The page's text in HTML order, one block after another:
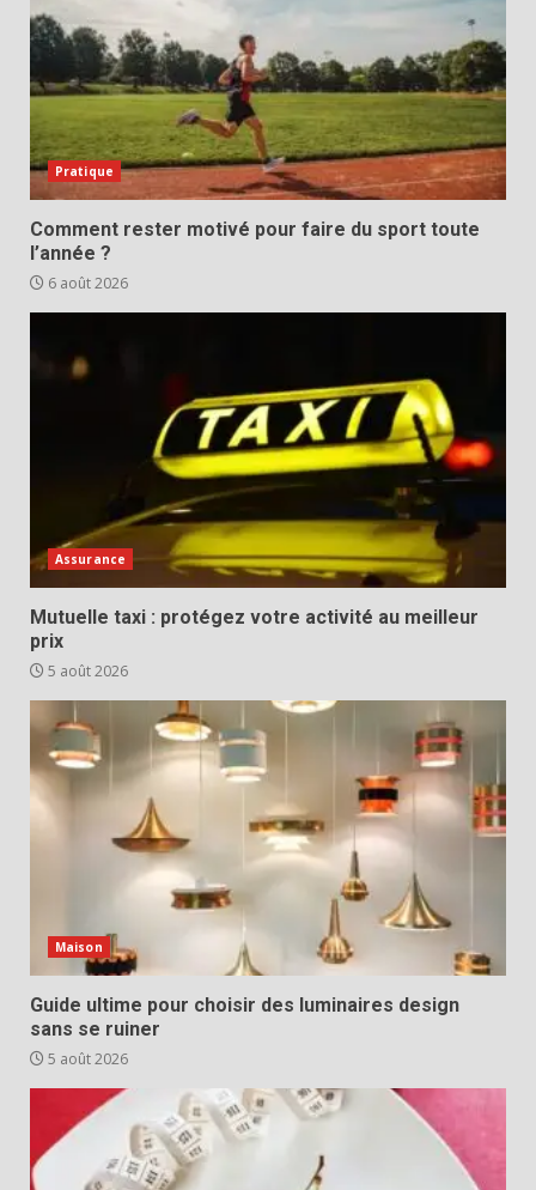
Pratique
Comment rester motivé pour faire du sport toute
l’année ?
6 août 2026
Assurance
Mutuelle taxi : protégez votre activité au meilleur
prix
5 août 2026
Maison
Guide ultime pour choisir des luminaires design
sans se ruiner
5 août 2026